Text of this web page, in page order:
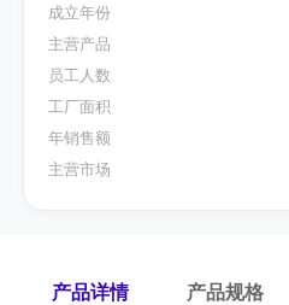
成立年份
主营产品
员工人数
工厂面积
年销售额
主营市场
产品详情 产品规格